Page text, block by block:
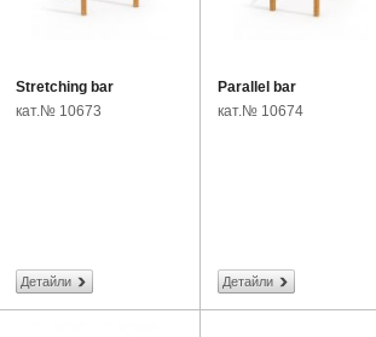
Stretching bar
кат.№ 10673
Детайли
Parallel bar
кат.№ 10674
Детайли